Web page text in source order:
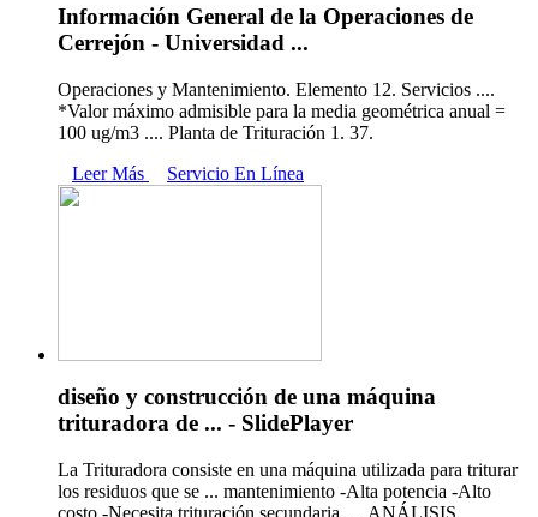
Información General de la Operaciones de
Cerrejón - Universidad ...
Operaciones y Mantenimiento. Elemento 12. Servicios ....
*Valor máximo admisible para la media geométrica anual =
100 ug/m3 .... Planta de Trituración 1. 37.
Leer Más
Servicio En Línea
diseño y construcción de una máquina
trituradora de ... - SlidePlayer
La Trituradora consiste en una máquina utilizada para triturar
los residuos que se ... mantenimiento -Alta potencia -Alto
costo -Necesita trituración secundaria .... ANÁLISIS